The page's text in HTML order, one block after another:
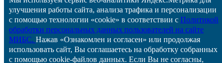
ВМП
Задать вопрос
Специалистам
Контакты
Отзывы
улучшения работы сайта, анализа трафика и персонализации
с помощью технологии «cookie» в соответствии с Политикой
обработки персональных данных пользователей на сайте
МИБС. Нажав «Ознакомлен и согласен» или продолжая
использовать сайт, Вы соглашаетесь на обработку собранных
с помощью cookie-файлов данных. Если Вы не согласны,